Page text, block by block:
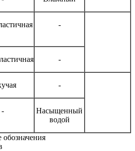
-
-
-
-
Насыщенный
водой